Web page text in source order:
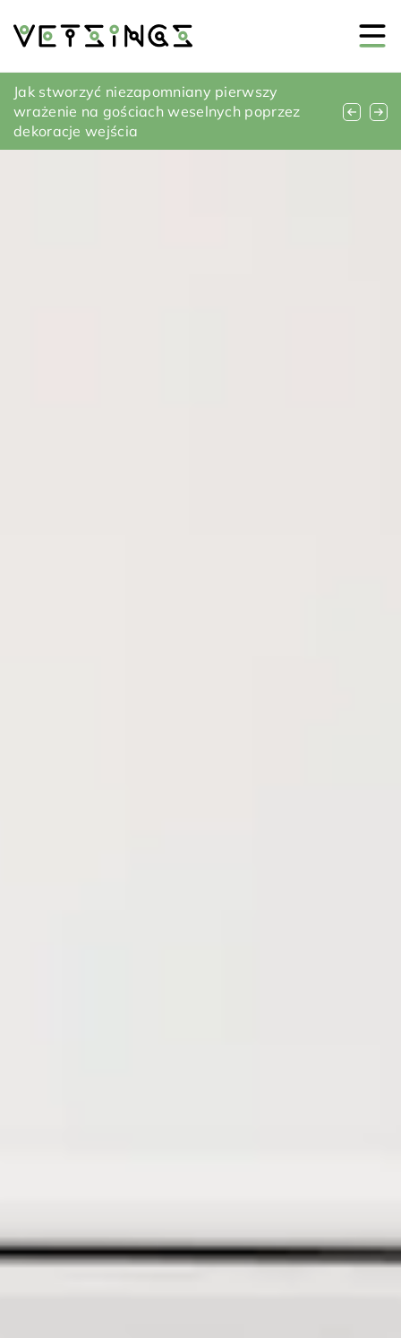
Czym kierować się przy wyborze pokrycia
dachowego – praktyczne porady
Jak stworzyć niezapomniany pierwszy
wrażenie na gościach weselnych poprzez
dekoracje wejścia
Jak zakupić meble pasujące do wnętrza
sypialni – praktyczne porady